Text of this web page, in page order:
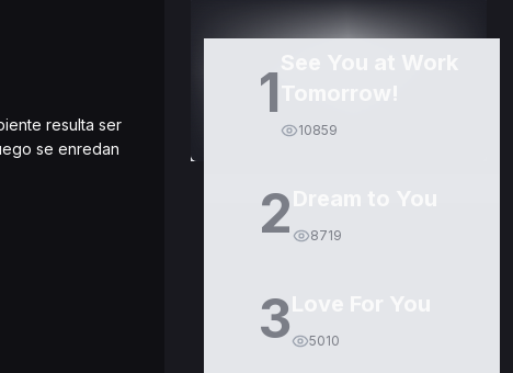
resulta ser
se enredan
1
10859
2 8719
3 5010